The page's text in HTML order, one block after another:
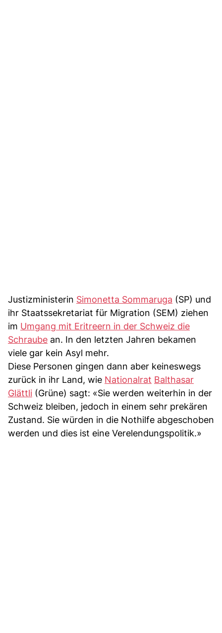
Justizministerin Simonetta Sommaruga (SP) und
ihr Staatssekretariat für Migration (SEM) ziehen
im Umgang mit Eritreern in der Schweiz die
Schraube an. In den letzten Jahren bekamen
viele gar kein Asyl mehr.
Diese Personen gingen dann aber keineswegs
zurück in ihr Land, wie Nationalrat Balthasar
Glättli (Grüne) sagt: «Sie werden weiterhin in der
Schweiz bleiben, jedoch in einem sehr prekären
Zustand. Sie würden in die Nothilfe abgeschoben
werden und dies ist eine Verelendungspolitik.»